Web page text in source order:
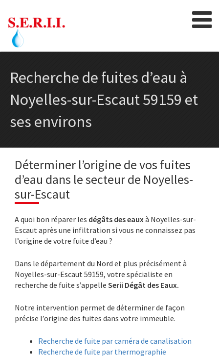
Recherche de fuites d’eau à
Noyelles-sur-Escaut 59159 et
ses environs
Déterminer l’origine de vos fuites
d’eau dans le secteur de Noyelles-
sur-Escaut
A quoi bon réparer les dégâts des eauxà Noyelles-sur-
Escaut après une infiltration si vous ne connaissez pas
l’origine de votre fuite d’eau ?
Dans le département du Nord et plus précisément à
Noyelles-sur-Escaut 59159, votre spécialiste en
recherche de fuite s’appelle Serii Dégât des Eaux.
Notre intervention permet de déterminer de façon
précise l’origine des fuites dans votre immeuble.
Recherche de fuite par caméra de canalisation
Recherche de fuite par thermographie